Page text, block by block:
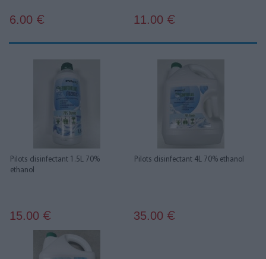
6.00 € 11.00 €
Pilots disinfectant 1.5L 70%
ethanol
15.00 €
Pilots disinfectant 4L 70% ethanol
35.00 €